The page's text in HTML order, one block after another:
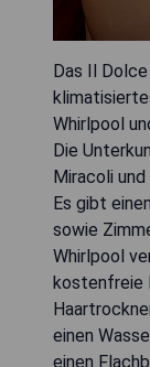
Das Il
Whirlpool
Die
Miracoli
Es gibt
sowie
Whirlpool
kostenfreie
einen
einen